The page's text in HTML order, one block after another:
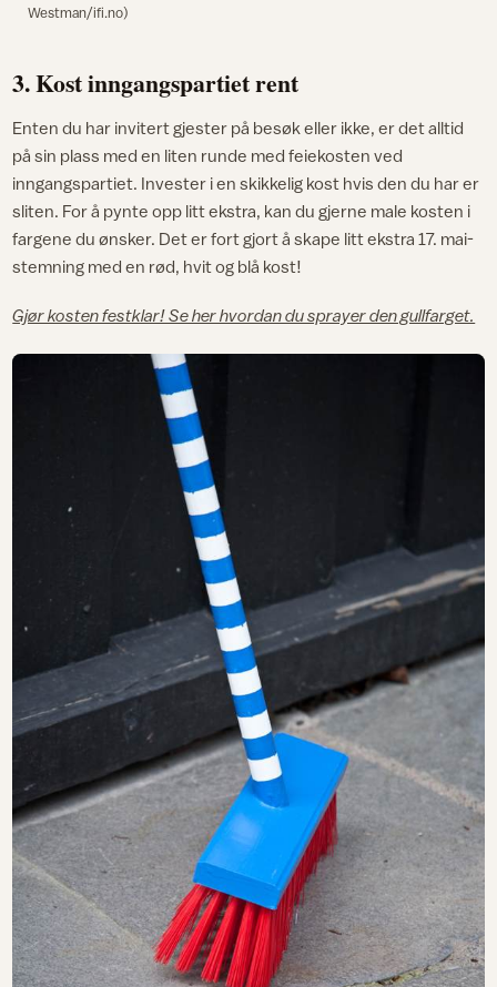
Westman/ifi.no)
3. Kost inngangspartiet rent
Enten du har invitert gjester på besøk eller ikke, er det alltid
på sin plass med en liten runde med feiekosten ved
inngangspartiet. Invester i en skikkelig kost hvis den du har er
sliten. For å pynte opp litt ekstra, kan du gjerne male kosten i
fargene du ønsker. Det er fort gjort å skape litt ekstra 17. mai-
stemning med en rød, hvit og blå kost!
Gjør kosten festklar! Se her hvordan du sprayer den gullfarget.